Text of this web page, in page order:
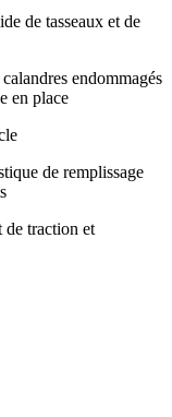
de tasseaux et de
endommagés
en place
de remplissage
de traction et